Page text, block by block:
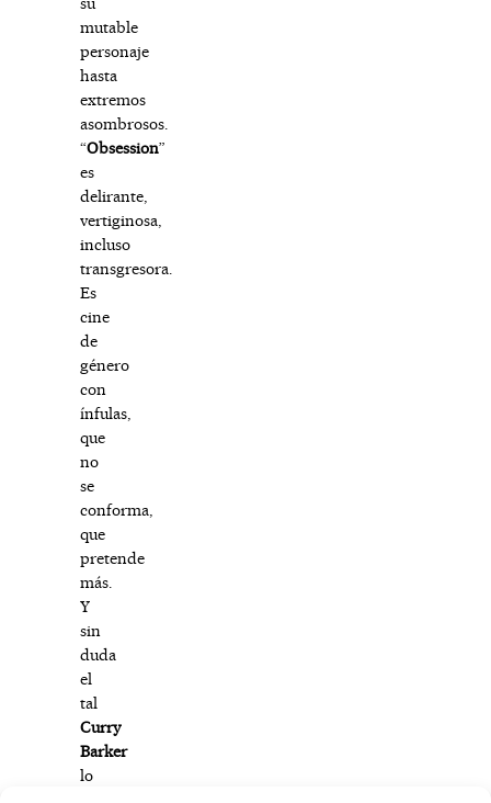
mutable
personaje
hasta
extremos
asombrosos.
“Obsession”
es
delirante,
vertiginosa,
incluso
transgresora.
Es
cine
de
género
con
ínfulas,
que
no
se
conforma,
que
pretende
más.
Y
sin
duda
el
tal
Curry
Barker
lo